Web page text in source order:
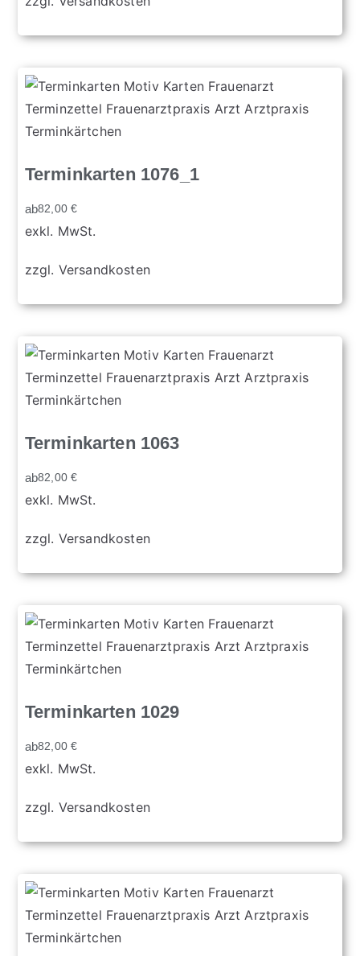
Terminkarten 1076_1
ab82,00€
exkl. MwSt.
zzgl. Versandkosten
Terminkarten 1063
ab82,00€
exkl. MwSt.
zzgl. Versandkosten
Terminkarten 1029
ab82,00€
exkl. MwSt.
zzgl. Versandkosten